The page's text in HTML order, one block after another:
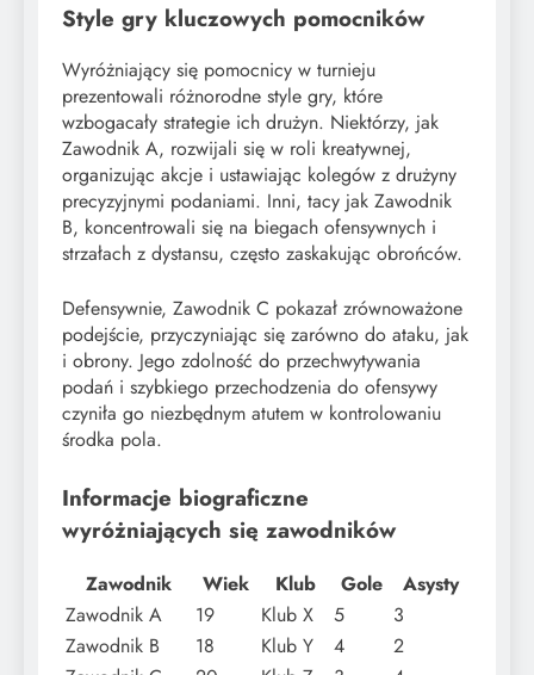
Style gry kluczowych pomocników
Wyróżniający się pomocnicy w turnieju
prezentowali różnorodne style gry, które
wzbogacały strategie ich drużyn. Niektórzy, jak
Zawodnik A, rozwijali się w roli kreatywnej,
organizując akcje i ustawiając kolegów z drużyny
precyzyjnymi podaniami. Inni, tacy jak Zawodnik
B, koncentrowali się na biegach ofensywnych i
strzałach z dystansu, często zaskakując obrońców.
Defensywnie, Zawodnik C pokazał zrównoważone
podejście, przyczyniając się zarówno do ataku, jak
i obrony. Jego zdolność do przechwytywania
podań i szybkiego przechodzenia do ofensywy
czyniła go niezbędnym atutem w kontrolowaniu
środka pola.
Informacje biograficzne
wyróżniających się zawodników
Zawodnik Wiek Klub Gole
Asysty
Zawodnik A
19 Klub X 5
3
Zawodnik B
18 Klub Y 4
2